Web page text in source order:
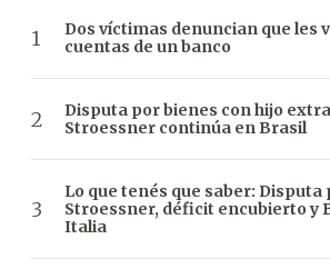
Dos víctimas denuncian que les
cuentas de un banco
Disputa por bienes con hijo
Stroessner continúa en Brasil
Lo que tenés que saber: Disputa
Stroessner, déficit encubierto y
Italia